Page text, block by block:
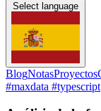
Select language
BlogNotasProyectos
#maxdata #typescript